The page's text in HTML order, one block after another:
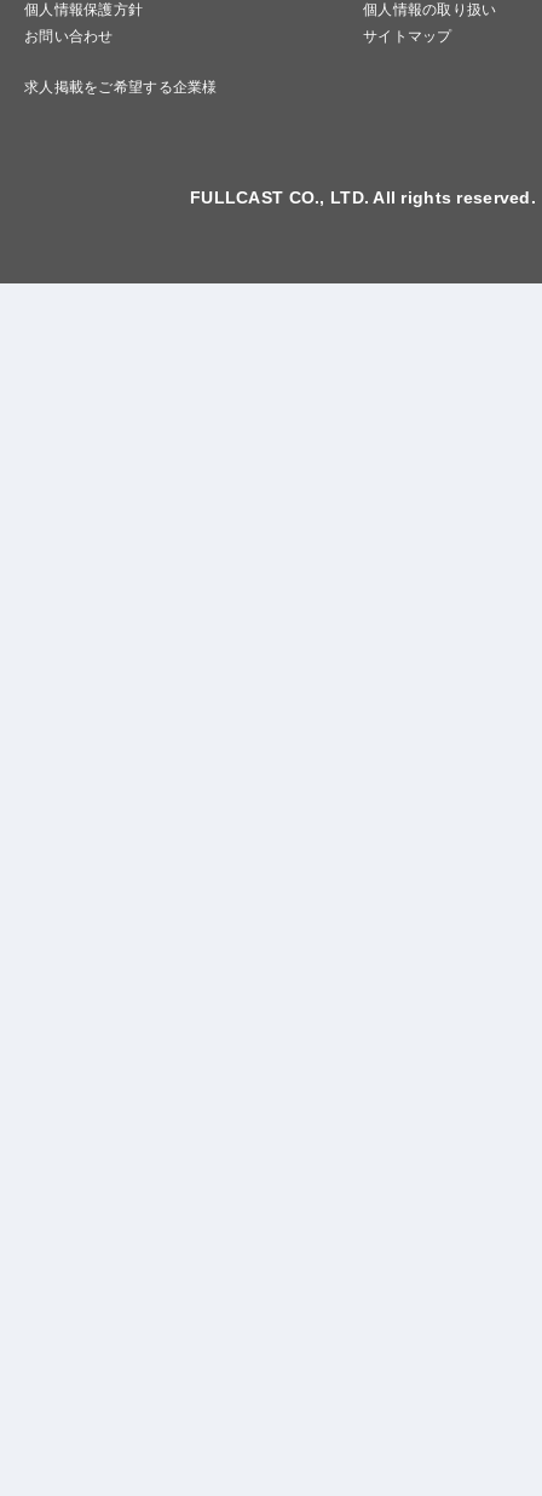
個人情報保護方針
個人情報の取り扱い
お問い合わせ
サイトマップ
求人掲載をご希望する企業様
FULLCAST CO., LTD. All rights reserved.